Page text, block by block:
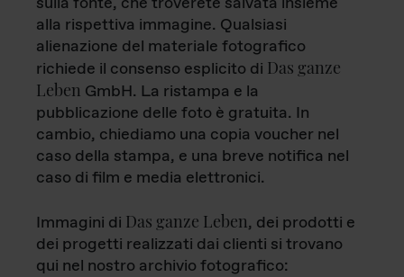
alla rispettiva immagine. Qualsiasi
alienazione del materiale fotografico
richiede il consenso esplicito di Das ganze
Leben GmbH. La ristampa e la
pubblicazione delle foto è gratuita. In
cambio, chiediamo una copia voucher nel
caso della stampa, e una breve notifica nel
caso di film e media elettronici.
Immagini di Das ganze Leben, dei prodotti e
dei progetti realizzati dai clienti si trovano
qui nel nostro archivio fotografico: